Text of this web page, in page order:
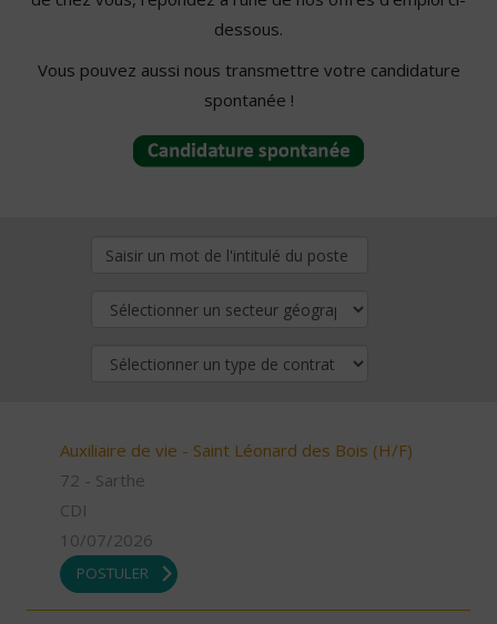
dessous.
Vous pouvez aussi nous transmettre votre candidature
spontanée !
Auxiliaire de vie - Saint Léonard des Bois (H/F)
72 - Sarthe
CDI
10/07/2026
POSTULER